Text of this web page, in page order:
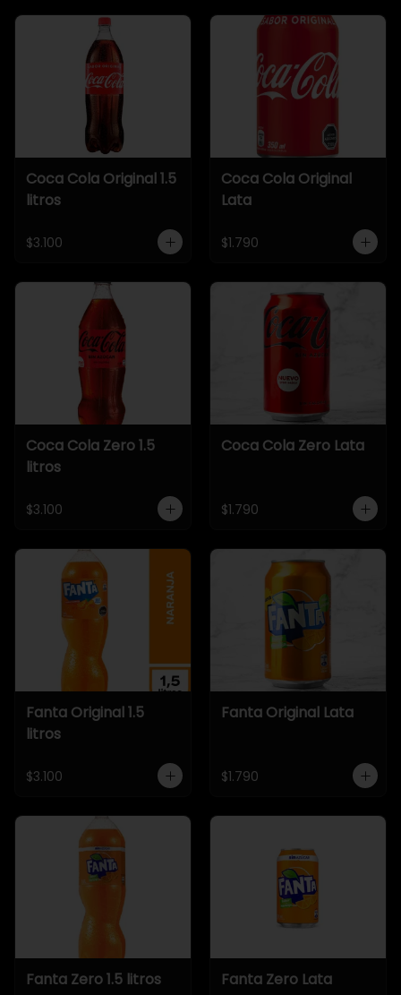
Coca Cola Original 1.5
litros
$3.100
Coca Cola Original
Lata
$1.790
Coca Cola Zero 1.5
litros
$3.100
Coca Cola Zero Lata
$1.790
Fanta Original 1.5
litros
$3.100
Fanta Original Lata
$1.790
Fanta Zero 1.5 litros Fanta Zero Lata